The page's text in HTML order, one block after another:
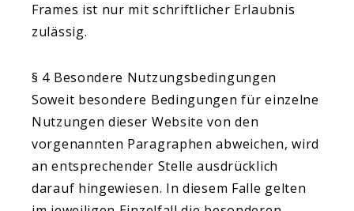
Frames ist nur mit schriftlicher Erlaubnis
zulässig.
§ 4 Besondere Nutzungsbedingungen
Soweit besondere Bedingungen für einzelne
Nutzungen dieser Website von den
vorgenannten Paragraphen abweichen, wird
an entsprechender Stelle ausdrücklich
darauf hingewiesen. In diesem Falle gelten